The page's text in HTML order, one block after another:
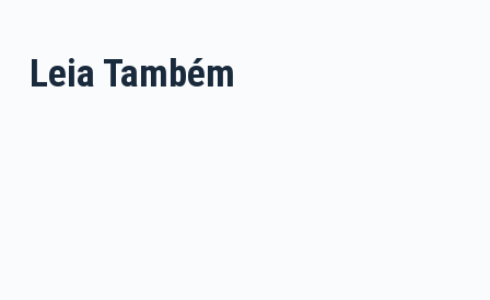
Leia Também